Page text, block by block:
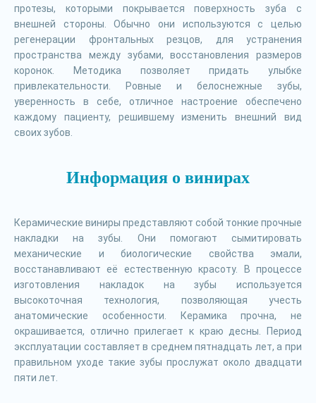
протезы, которыми покрывается поверхность зуба с
внешней стороны. Обычно они используются с целью
регенерации фронтальных резцов, для устранения
пространства между зубами, восстановления размеров
коронок. Методика позволяет придать улыбке
привлекательности. Ровные и белоснежные зубы,
уверенность в себе, отличное настроение обеспечено
каждому пациенту, решившему изменить внешний вид
своих зубов.
Информация о винирах
Керамические виниры представляют собой тонкие прочные
накладки на зубы. Они помогают сымитировать
механические и биологические свойства эмали,
восстанавливают её естественную красоту. В процессе
изготовления накладок на зубы используется
высокоточная технология, позволяющая учесть
анатомические особенности. Керамика прочна, не
окрашивается, отлично прилегает к краю десны. Период
эксплуатации составляет в среднем пятнадцать лет, а при
правильном уходе такие зубы прослужат около двадцати
пяти лет.